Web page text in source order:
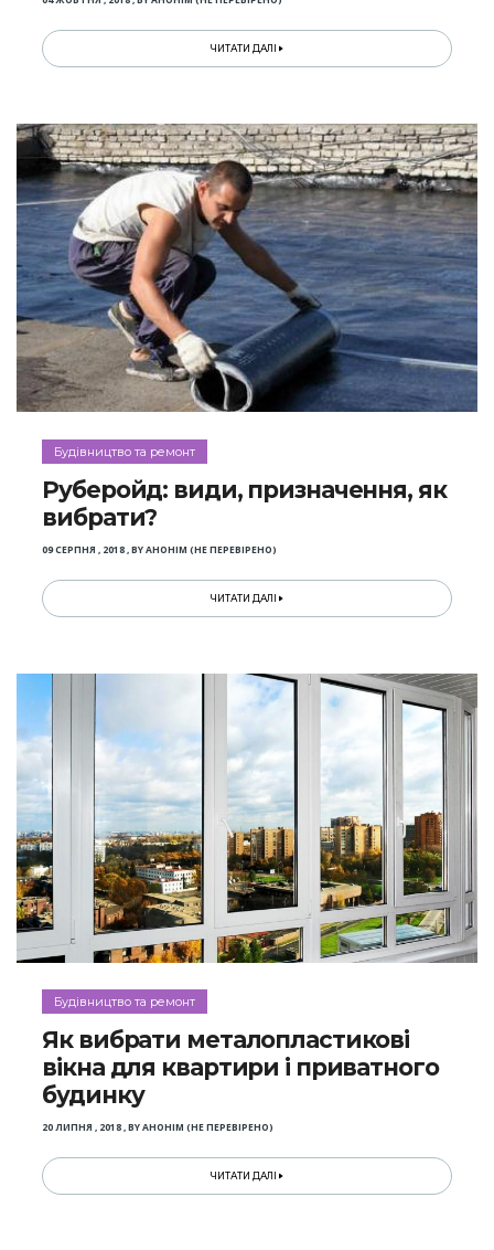
ЧИТАТИ ДАЛІ
Будівництво та ремонт
Руберойд: види, призначення, як
вибрати?
09 СЕРПНЯ , 2018,BYАНОНІМ (НЕ ПЕРЕВІРЕНО)
ЧИТАТИ ДАЛІ
Будівництво та ремонт
Як вибрати металопластикові
вікна для квартири і приватного
будинку
20 ЛИПНЯ , 2018,BYАНОНІМ (НЕ ПЕРЕВІРЕНО)
ЧИТАТИ ДАЛІ